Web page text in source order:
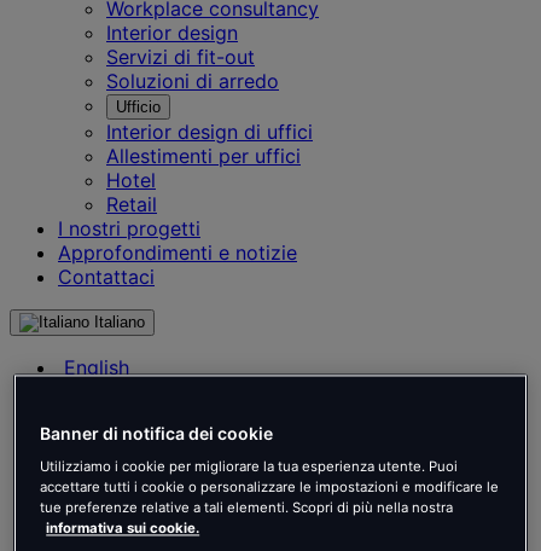
Workplace consultancy
Interior design
Servizi di fit-out
Soluzioni di arredo
Ufficio
Interior design di uffici
Allestimenti per uffici
Hotel
Retail
I nostri progetti
Approfondimenti e notizie
Contattaci
Italiano
English
Nederlands
Español
Italiano
Português
Português
Banner di notifica dei cookie
Utilizziamo i cookie per migliorare la tua esperienza utente. Puoi
accettare tutti i cookie o personalizzare le impostazioni e modificare le
tue preferenze relative a tali elementi. Scopri di più nella nostra
informativa sui cookie.